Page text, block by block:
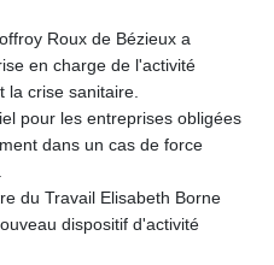
Roux de Bézieux a
en charge de l'activité
la crise sanitaire.
pour les entreprises obligées
dans un cas de force
du Travail Elisabeth Borne
dispositif d'activité